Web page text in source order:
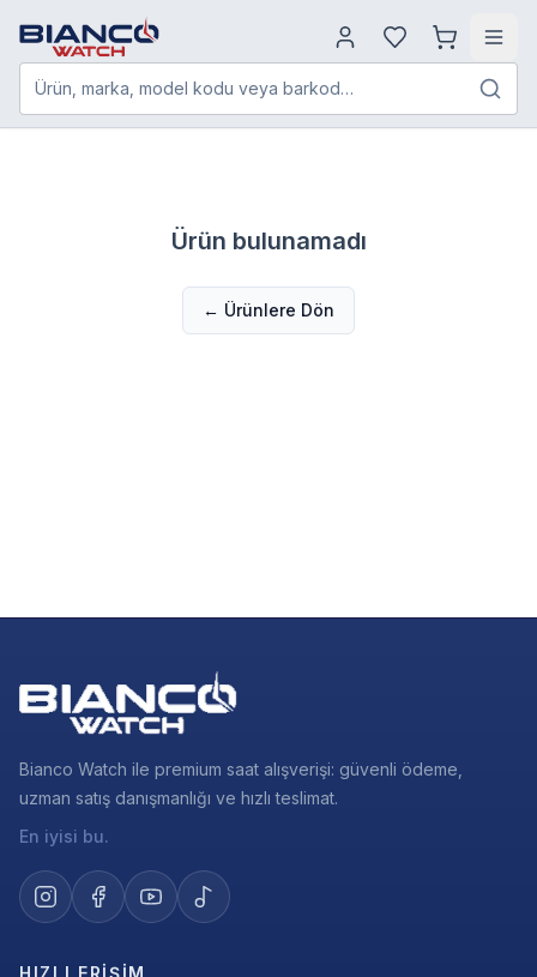
Ürün, marka, model kodu veya barkod…
Ürün bulunamadı
← Ürünlere Dön
Bianco Watch ile premium saat alışverişi: güvenli ödeme,
uzman satış danışmanlığı ve hızlı teslimat.
En iyisi bu.
HIZLI ERIŞIM